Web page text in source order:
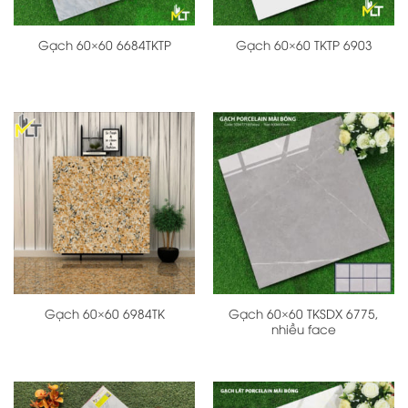
Gạch 60×60 6684TKTP Gạch 60×60 TKTP 6903
Gạch 60×60 6984TK
Gạch 60×60 TKSDX 6775,
nhiều face